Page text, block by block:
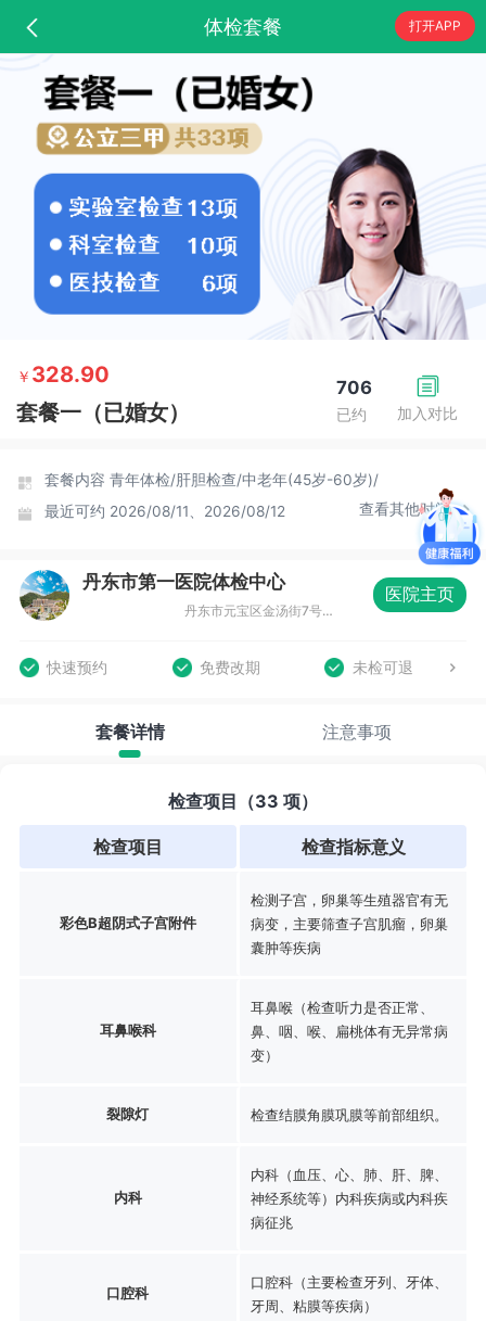
体检套餐 打开APP
加入对比
706
已约
￥ 328.90
套餐一（已婚女）
套餐内容 青年体检/肝胆检查/中老年(45岁-60岁)/
最近可约 2026/08/11、2026/08/12 查看其他时间
丹东市第一医院体检中心
丹东市元宝区金汤街7号丹东市第一医院六道口院区东走廊1-2层
医院主页
快速预约 免费改期 未检可退
套餐详情 注意事项
检查项目（33 项）
检查项目 检查指标意义
彩色B超阴式子宫附件
检测子宫，卵巢等生殖器官有无
病变，主要筛查子宫肌瘤，卵巢
囊肿等疾病
耳鼻喉科
耳鼻喉（检查听力是否正常、
鼻、咽、喉、扁桃体有无异常病
变）
裂隙灯 检查结膜角膜巩膜等前部组织。
内科
内科（血压、心、肺、肝、脾、
神经系统等）内科疾病或内科疾
病征兆
口腔科
口腔科（主要检查牙列、牙体、
牙周、粘膜等疾病）